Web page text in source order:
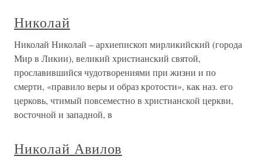
Николай
Николай Николай – архиепископ мирликийский (города
Мир в Ликии), великий христианский святой,
прославившийся чудотворениями при жизни и по
смерти, «правило веры и образ кротости», как наз. его
церковь, чтимый повсеместно в христианской церкви,
восточной и западной, в
Николай Авилов